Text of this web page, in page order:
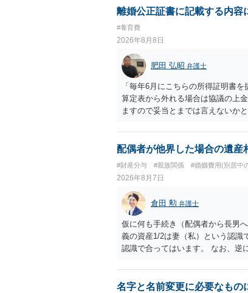
離婚公正証書に記載する内容
#養育費
2026年8月8日
肥田 弘昭 弁護士
「毎年6月にこちらの所得証明書
算定表から外れる場合は協議の上
ますので妥当とまでは言えないか
く事になり、上記のような文言が
か？との点はそのとおりかと思い
配偶者が他界した場合の遺産
#財産分与 #親族関係 #婚姻費用(別居中
2026年8月7日
倉田 勲 弁護士
仮に何も手続き（配偶者から長男
義の資産1/2は妻（私）という認
認識で合ってはいます。 なお、逆
名字と名前変更に必要なもの